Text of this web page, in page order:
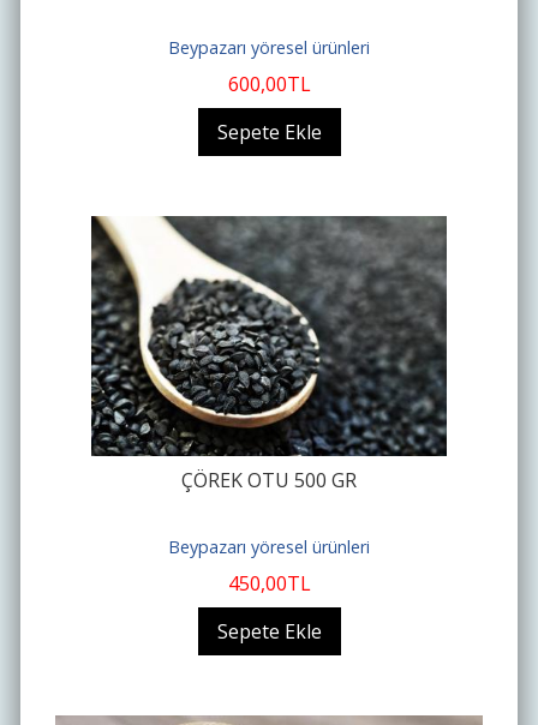
Beypazarı yöresel ürünleri
600,00TL
Sepete Ekle
ÇÖREK OTU 500 GR
Beypazarı yöresel ürünleri
450,00TL
Sepete Ekle